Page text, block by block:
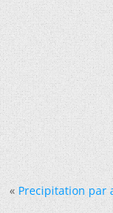
« Precipitation par